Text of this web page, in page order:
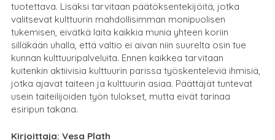
tuotettava. Lisäksi tarvitaan päätöksentekijöitä, jotka
valitsevat kulttuurin mahdollisimman monipuolisen
tukemisen, eivätkä laita kaikkia munia yhteen koriin
silläkään uhalla, että valtio ei aivan niin suurelta osin tue
kunnan kulttuuripalveluita. Ennen kaikkea tarvitaan
kuitenkin aktiivisia kulttuurin parissa työskenteleviä ihmisiä,
jotka ajavat taiteen ja kulttuurin asiaa. Päättäjät tuntevat
usein taiteilijoiden työn tulokset, mutta eivät tarinaa
esiripun takana.
Kirjoittaja: Vesa Plath